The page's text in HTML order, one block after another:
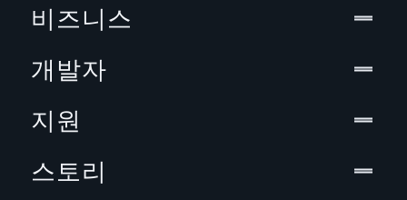
비즈니스
개발자
지원
스토리